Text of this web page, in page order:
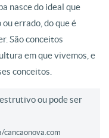
nasce do ideal que
errado, do que é
São conceitos
em que vivemos, e
conceitos.